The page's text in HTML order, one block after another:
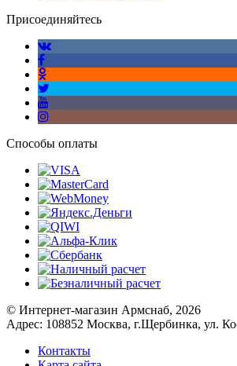
Присоединяйтесь
Способы оплаты
© Интернет-магазин Армснаб, 2026
Адрес: 108852 Москва, г.Щербинка, ул.
Контакты